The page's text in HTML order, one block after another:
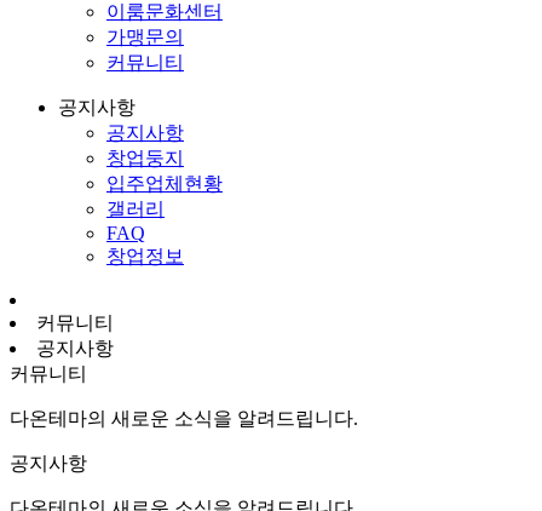
이룸문화센터
가맹문의
커뮤니티
공지사항
공지사항
창업둥지
입주업체현황
갤러리
FAQ
창업정보
커뮤니티
공지사항
커뮤니티
다온테마의 새로운 소식을 알려드립니다.
공지사항